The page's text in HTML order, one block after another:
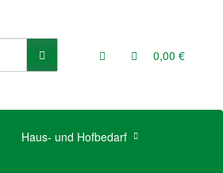
0,00 €
Haus- und Hofbedarf